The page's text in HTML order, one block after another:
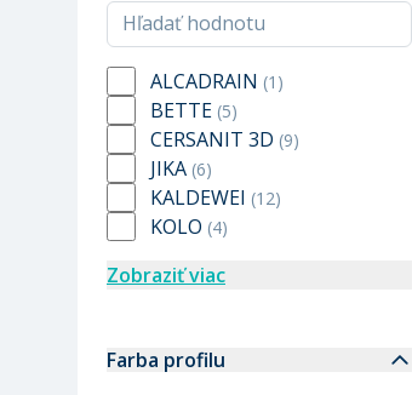
ALCADRAIN (1 )
BETTE (5)
CERSANIT 3D (9)
JIKA (6)
KALDEWEI (12)
KOLO (4)
Zobraziť viac
Farba profilu